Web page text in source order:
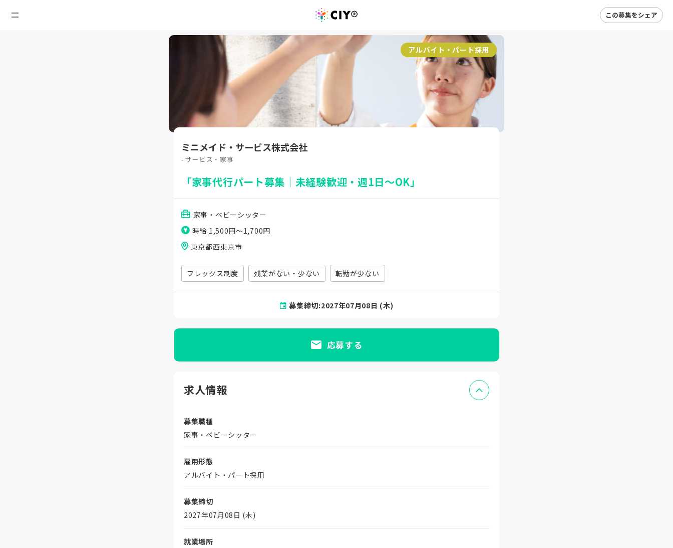
この募集をシェア
アルバイト・パート採用
ミニメイド・サービス株式会社
- サービス・家事
「家事代行パート募集｜未経験歓迎・週1日～OK」
家事・ベビーシッター
時給 1,500円〜1,700円
東京都西東京市
フレックス制度 残業がない・少ない 転勤が少ない
募集締切:2027年07月08日 (木)
応募する
求人情報
募集職種
家事・ベビーシッター
雇用形態
アルバイト・パート採用
募集締切
2027年07月08日 (木)
就業場所